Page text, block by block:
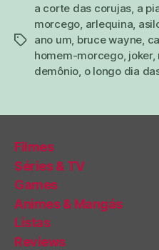
tags
a corte das corujas a
morcego arlequina
ano um bruce wayne
homem-morcego, joker,
demônio o longo dia
Filmes
Séries & TV
Games
Animes & Mangás
Listas
Reviews